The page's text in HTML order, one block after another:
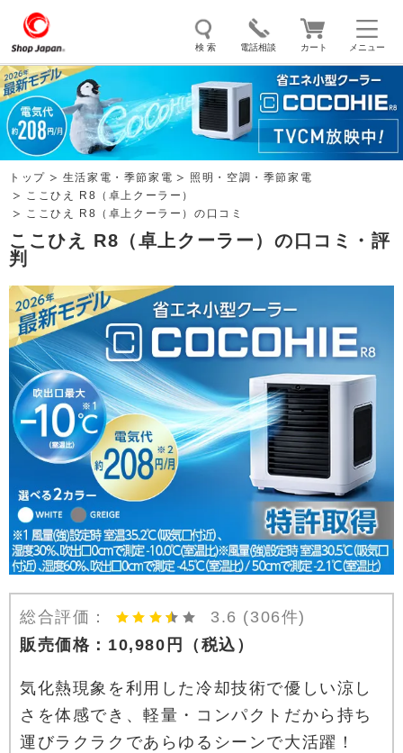
メニュー
検 索 電話相談 カート
トゥルースリーパー ソイリッチ ここひえ 枕
掃除機 クッキングプロ マイキュット
エアコン オーラルスマイル
トップ 生活家電・季節家電
照明・空調・季節家電
ここひえ R8（卓上クーラー）
ここひえ R8（卓上クーラー）の口コミ
ここひえ R8（卓上クーラー）の口コミ・評
判
総合評価： 3.6 (306件)
販売価格： 10,980 円 （税込）
気化熱現象を利用した冷却技術で優しい涼し
さを体感でき、軽量・コンパクトだから持ち
運びラクラクであらゆるシーンで大活躍！